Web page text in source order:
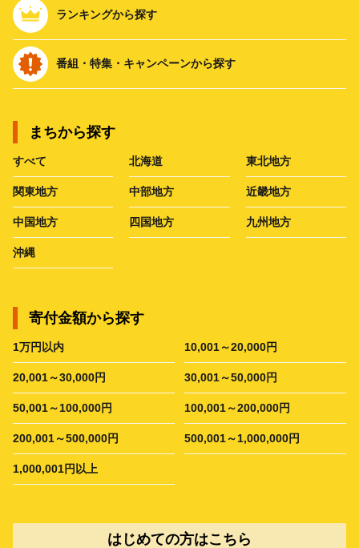
ランキングから探す
番組・特集・キャンペーンから探す
まちから探す
すべて 北海道 東北地方
関東地方 中部地方 近畿地方
中国地方 四国地方 九州地方
沖縄
寄付金額から探す
1万円以内 10,001～20,000円
20,001～30,000円 30,001～50,000円
50,001～100,000円 100,001～200,000円
200,001～500,000円 500,001～1,000,000円
1,000,001円以上
はじめての方はこちら